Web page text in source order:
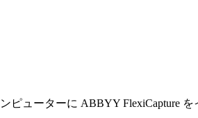
ューターに ABBYY FlexiCapture